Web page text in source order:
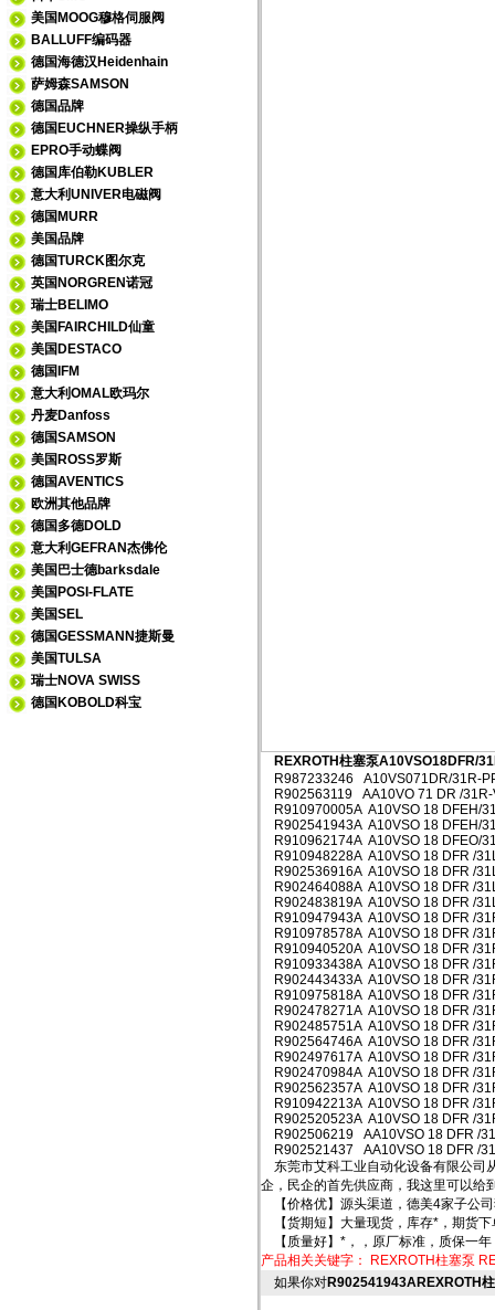
美国MOOG穆格伺服阀
BALLUFF编码器
德国海德汉Heidenhain
萨姆森SAMSON
德国品牌
德国EUCHNER操纵手柄
EPRO手动蝶阀
德国库伯勒KUBLER
意大利UNIVER电磁阀
德国MURR
美国品牌
德国TURCK图尔克
英国NORGREN诺冠
瑞士BELIMO
美国FAIRCHILD仙童
美国DESTACO
德国IFM
意大利OMAL欧玛尔
丹麦Danfoss
德国SAMSON
美国ROSS罗斯
德国AVENTICS
欧洲其他品牌
德国多德DOLD
意大利GEFRAN杰佛伦
美国巴士德barksdale
美国POSI-FLATE
美国SEL
德国GESSMANN捷斯曼
美国TULSA
瑞士NOVA SWISS
德国KOBOLD科宝
REXROTH柱塞泵A10VSO18DFR/
R987233246 A10VS071DR/31R-
R902563119 AA10VO 71 DR /31R-
R910970005A A10VSO 18 DFEH/
R902541943A A10VSO 18 DFEH/
R910962174A A10VSO 18 DFEO/
R910948228A A10VSO 18 DFR /
R902536916A A10VSO 18 DFR /
R902464088A A10VSO 18 DFR /
R902483819A A10VSO 18 DFR /
R910947943A A10VSO 18 DFR /
R910978578A A10VSO 18 DFR /
R910940520A A10VSO 18 DFR /
R910933438A A10VSO 18 DFR /
R902443433A A10VSO 18 DFR /
R910975818A A10VSO 18 DFR /
R902478271A A10VSO 18 DFR /
R902485751A A10VSO 18 DFR /
R902564746A A10VSO 18 DFR /
R902497617A A10VSO 18 DFR /
R902470984A A10VSO 18 DFR /
R902562357A A10VSO 18 DFR /
R910942213A A10VSO 18 DFR /
R902520523A A10VSO 18 DFR /
R902506219 AA10VSO 18 DFR /
R902521437 AA10VSO 18 DFR /
东莞市艾科工业自动化设备有限公司
企，民企的首先供应商，我这里可以给
【价格优】源头渠道，德美4家子公
【货期短】大量现货，库存*，期货下
【质量好】*，，原厂标准，质保一年
产品相关关键字：
REXROTH柱塞泵
如果你对R902541943AREXROTH